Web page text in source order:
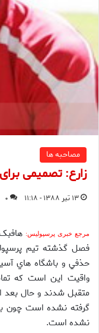
مصاحبه ها
زارع: تصمیمی
۱۳ تیر ۱۳۸۸ - ۱۱:۱۸ ۰
مرجع خبری پرسپولیس:
فصل گذشته تيم
حذفي و باشگاه هاي
واقيت اين است که
متقبل شدند و حال بعد
گرفته نشده است چون
نشده است.